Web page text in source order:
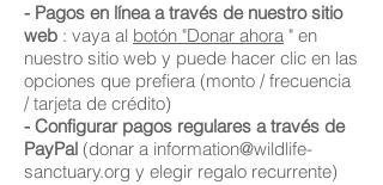
- Pagos en línea a través de nuestro sitio
web : vaya al botón "Donar ahora " en
nuestro sitio web y puede hacer clic en las
opciones que prefiera (monto / frecuencia
/ tarjeta de crédito)
- Configurar pagos regulares a través de
PayPal (donar a information@wildlife-
sanctuary.org y elegir regalo recurrente)